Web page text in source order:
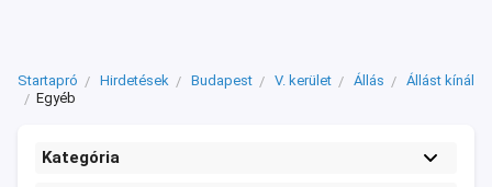
Startapró Hirdetések Budapest V. kerület Állás
Állást kínál
Egyéb
Kategória